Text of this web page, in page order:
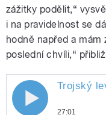
zážitky podělit,“
i na pravidelnost se
hodně napřed a
poslední chvíli,“
Trojský
27:01